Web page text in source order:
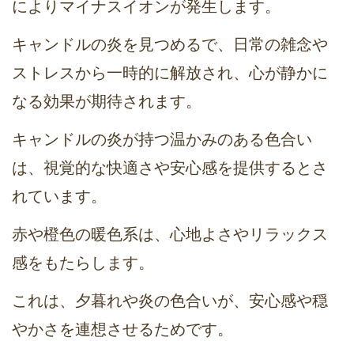
によりマイナスイオンが発生します。
キャンドルの炎を見つめるで、日常の雑念や
ストレスから一時的に解放され、心が静かに
なる効果が期待されます。
キャンドルの炎が持つ温かみのある色合い
は、視覚的な快適さや安心感を提供するとさ
れています。
赤や橙色の暖色系は、心地よさやリラックス
感をもたらします。
これは、夕暮れや炎の色合いが、安心感や穏
やかさを連想させるためです。